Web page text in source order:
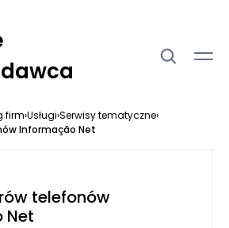
firm›Usługi›Serwisy tematyczne›
Informação Net
telefonów
Net